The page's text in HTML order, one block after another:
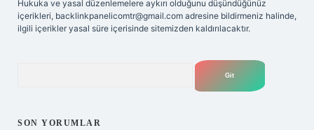
Hukuka ve yasal düzenlemelere aykırı olduğunu düşündüğünüz
içerikleri, backlinkpanelicomtr@gmail.com adresine bildirmeniz halinde,
ilgili içerikler yasal süre içerisinde sitemizden kaldırılacaktır.
SON YORUMLAR